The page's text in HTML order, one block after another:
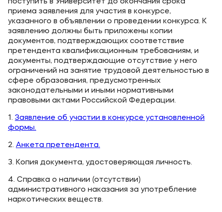
Об образовательной организации
Мы в соцсетях
Подобрать программу
поступить в Университет до окончания срока
приема заявления для участия в конкурсе,
указанного в объявлении о проведении конкурса. К
заявлению должны быть приложены копии
документов, подтверждающих соответствие
претендента квалификационным требованиям, и
документы, подтверждающие отсутствие у него
ограничений на занятие трудовой деятельностью в
сфере образования, предусмотренных
законодательными и иными нормативными
правовыми актами Российской Федерации.
1. Заявление об участии в конкурсе установленной
формы.
2. Анкета претендента.
3. Копия документа, удостоверяющая личность.
4. Справка о наличии (отсутствии)
административного наказания за употребление
наркотических веществ.